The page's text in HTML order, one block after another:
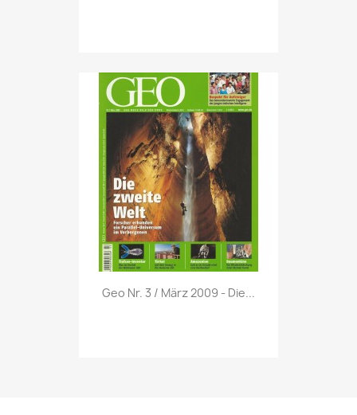
 Vorschau
Geo Nr. 3 / März 2009 - Die...